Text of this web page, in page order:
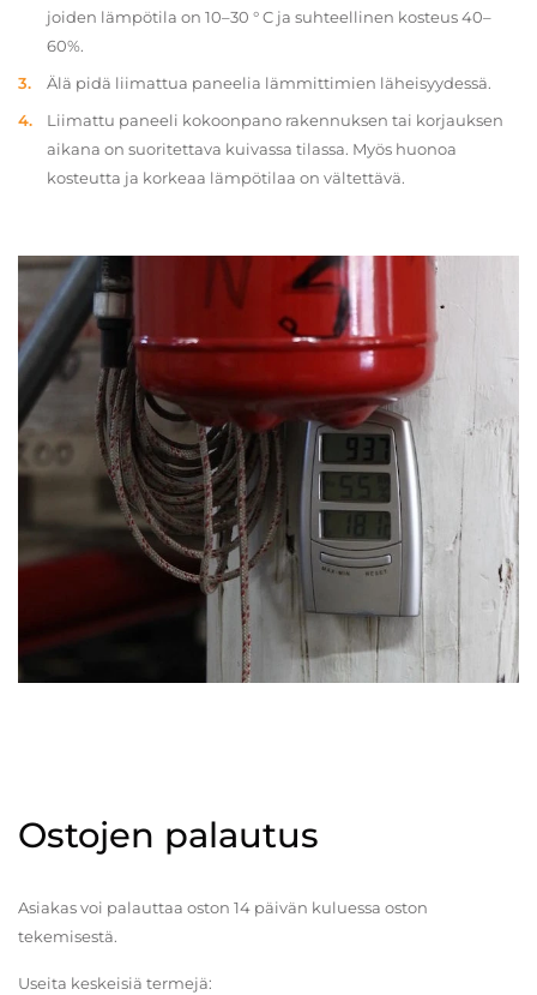
joiden lämpötila on 10–30 ° C ja suhteellinen kosteus 40–
60%.
Älä pidä liimattua paneelia lämmittimien läheisyydessä.
Liimattu paneeli kokoonpano rakennuksen tai korjauksen
aikana on suoritettava kuivassa tilassa. Myös huonoa
kosteutta ja korkeaa lämpötilaa on vältettävä.
Ostojen palautus
Asiakas voi palauttaa oston 14 päivän kuluessa oston
tekemisestä.
Useita keskeisiä termejä: